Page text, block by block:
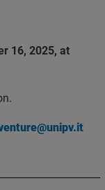
16, 2025, at